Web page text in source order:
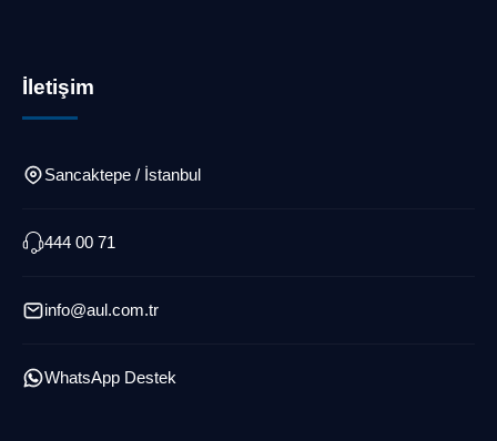
İletişim
Sancaktepe / İstanbul
444 00 71
info@aul.com.tr
WhatsApp Destek